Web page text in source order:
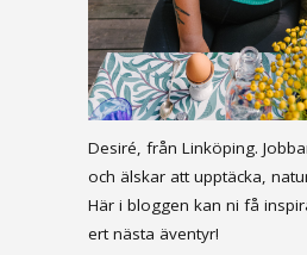
Desiré, från Linköping.
och älskar att upptäcka,
Här i bloggen kan ni få
ert nästa äventyr!